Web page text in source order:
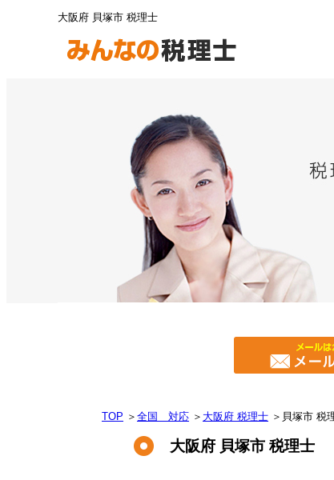
大阪府 貝塚市 税理士
TOP ＞ 全国 対応 ＞ 大阪府 税理士 ＞ 貝塚市 税
大阪府 貝塚市 税理士